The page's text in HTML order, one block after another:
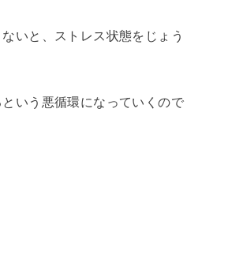
いと、ストレス状態をじょう
いう悪循環になっていくので